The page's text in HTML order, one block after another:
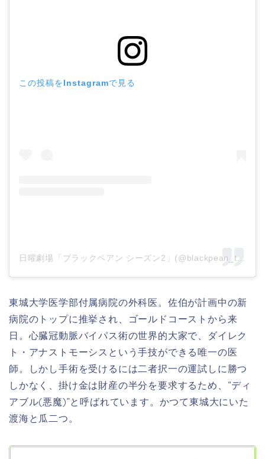
この投稿をInstagramで見る
東城大学医学部付属病院の外科医。佐伯が計画中の新
病院のトップに推挙され、ゴールドコーストから来
日。心臓冠動脈バイパス術の世界的大家で、ダイレク
ト・アナストモーシスという手技ができる唯一の医
師。しかし手術を受けるには二者択一の運試しに勝つ
しかなく、掛け金は財産の半分を要求するため、“ディ
アブル(悪魔)”と呼ばれています。かつて東城大にいた
渡海と瓜二つ。